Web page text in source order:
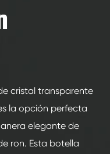
cristal transparente
la opción perfecta
elegante de
ron. Esta botella